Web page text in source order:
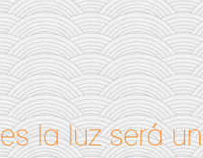
la luz será un